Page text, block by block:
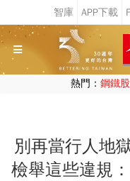
熱門： 鋼鐵股
別再當行人地
檢舉這些違規